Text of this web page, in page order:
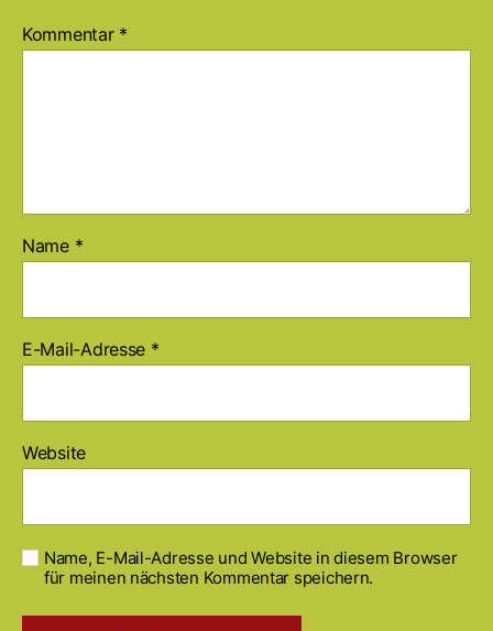
Kommentar *
Name *
E-Mail-Adresse *
Website
Name, E-Mail-Adresse und Website in diesem Browser
für meinen nächsten Kommentar speichern.